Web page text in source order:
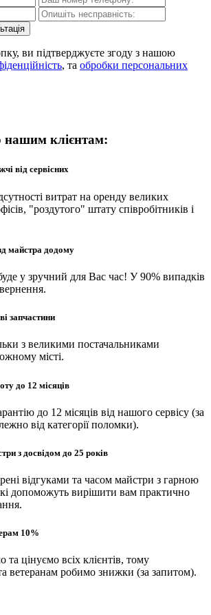
ви підтверджуєте згоду з нашою
, та обробки персональних
клієнтам:
від сервісних
витрат на оренду великих
"роздутого" штату співробітників і
майстра додому
у зручний для Вас час! У 90% випадків
запчастини
з великими постачальниками
місті.
до 12 місяців
до 12 місяців від нашого сервісу (за
від категорії поломки).
з досвідом до 25 років
відгуками та часом майстри з гарною
допоможуть вирішити вам практично
10%
цінуємо всіх клієнтів, тому
ветеранам робимо знижки (за запитом).